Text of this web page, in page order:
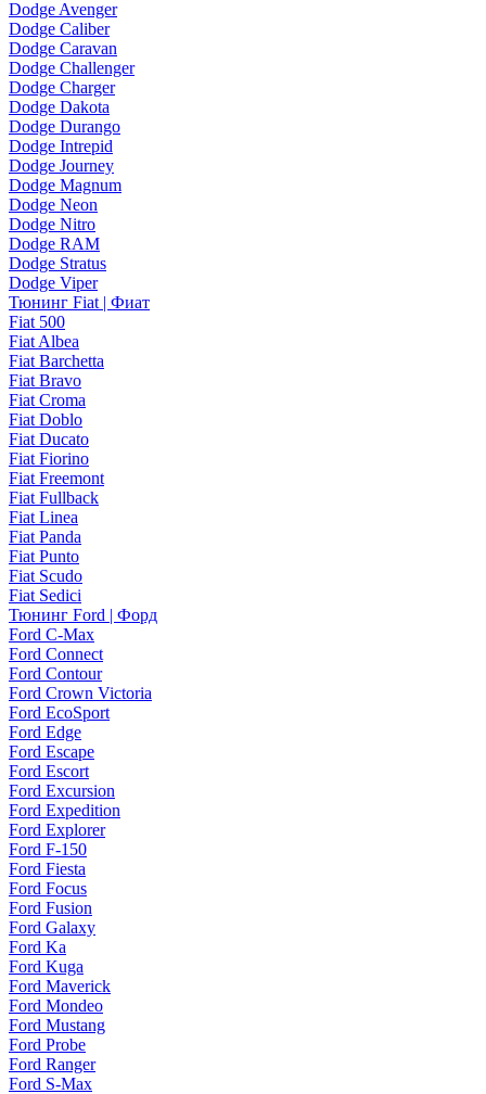
Dodge Avenger
Dodge Caliber
Dodge Caravan
Dodge Challenger
Dodge Charger
Dodge Dakota
Dodge Durango
Dodge Intrepid
Dodge Journey
Dodge Magnum
Dodge Neon
Dodge Nitro
Dodge RAM
Dodge Stratus
Dodge Viper
Тюнинг Fiat | Фиат
Fiat 500
Fiat Albea
Fiat Barchetta
Fiat Bravo
Fiat Croma
Fiat Doblo
Fiat Ducato
Fiat Fiorino
Fiat Freemont
Fiat Fullback
Fiat Linea
Fiat Panda
Fiat Punto
Fiat Scudo
Fiat Sedici
Тюнинг Ford | Форд
Ford C-Max
Ford Connect
Ford Contour
Ford Crown Victoria
Ford EcoSport
Ford Edge
Ford Escape
Ford Escort
Ford Excursion
Ford Expedition
Ford Explorer
Ford F-150
Ford Fiesta
Ford Focus
Ford Fusion
Ford Galaxy
Ford Ka
Ford Kuga
Ford Maverick
Ford Mondeo
Ford Mustang
Ford Probe
Ford Ranger
Ford S-Max